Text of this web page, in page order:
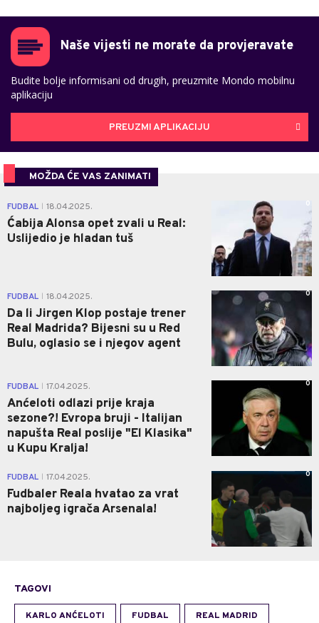
Naše vijesti ne morate da provjeravate
Budite bolje informisani od drugih, preuzmite Mondo mobilnu
aplikaciju
PREUZMI APLIKACIJU
MOŽDA ĆE VAS ZANIMATI
FUDBAL 18.04.2025.
Ćabija Alonsa opet zvali u Real:
Uslijedio je hladan tuš
0
FUDBAL 18.04.2025.
Da li Jirgen Klop postaje trener
Real Madrida? Bijesni su u Red
Bulu, oglasio se i njegov agent
0
FUDBAL 17.04.2025.
Anćeloti odlazi prije kraja
sezone?! Evropa bruji - Italijan
napušta Real poslije "El Klasika"
u Kupu Kralja!
0
FUDBAL 17.04.2025.
Fudbaler Reala hvatao za vrat
najboljeg igrača Arsenala!
0
TAGOVI
KARLO ANĆELOTI FUDBAL REAL MADRID